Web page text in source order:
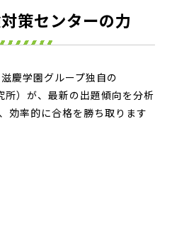
策センターの力
慶学園グループ独自の
）が、最新の出題傾向を分析
効率的に合格を勝ち取ります